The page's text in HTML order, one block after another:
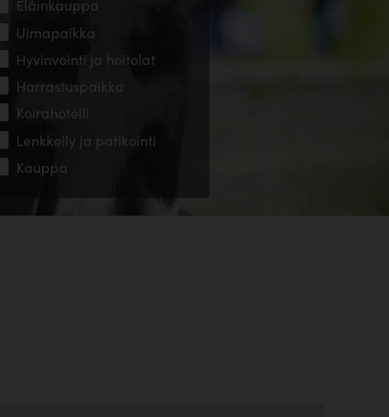
Eläinkauppa
Uimapaikka
Hyvinvointi ja hoitolat
Harrastuspaikka
Koirahotelli
Lenkkeily ja patikointi
Kauppa